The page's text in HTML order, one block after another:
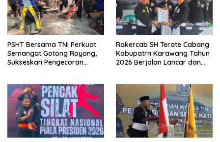
PSHT Bersama TNI Perkuat
Semangat Gotong Royong,
Sukseskan Pengecoran
Rakercab SH Terate Cabang
Kabupatrn Karawang Tahun
2026 Berjalan Lancar dan